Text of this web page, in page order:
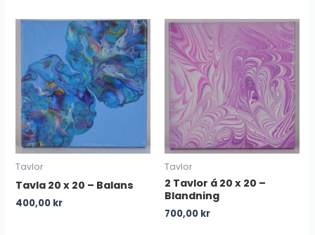
Tavlor
Tavla 20 x 20 – Balans
400,00 kr
Tavlor
2 Tavlor á 20 x 20 –
Blandning
700,00 kr